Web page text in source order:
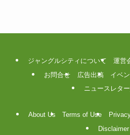
ジャングルシティについて 運営
お問合せ
広告出稿
イベ
ニュースレタ
About Us Terms of Use
Disclaimer